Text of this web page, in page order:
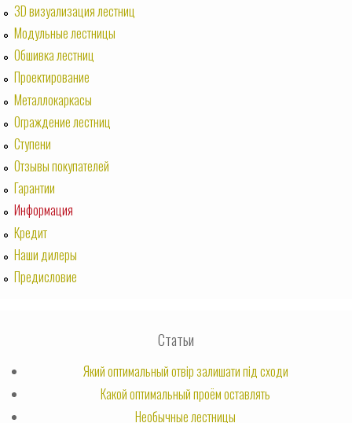
3D визуализация лестниц
Модульные лестницы
Обшивка лестниц
Проектирование
Металлокаркасы
Ограждение лестниц
Ступени
Отзывы покупателей
Гарантии
Информация
Кредит
Наши дилеры
Предисловие
Статьи
Який оптимальный отвір залишати під сходи
Какой оптимальный проём оставлять
Необычные лестницы